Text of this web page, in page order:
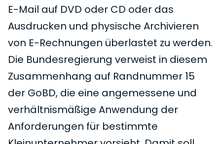
E-Mail auf DVD oder CD oder das
Ausdrucken und physische Archivieren
von E-Rechnungen überlastet zu werden.
Die Bundesregierung verweist in diesem
Zusammenhang auf Randnummer 15
der GoBD, die eine angemessene und
verhältnismäßige Anwendung der
Anforderungen für bestimmte